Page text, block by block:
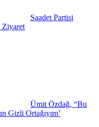
Saadet Partisi
Ziyaret
Ümit Özdağ, “Bu
Gizli Ortağıyım’